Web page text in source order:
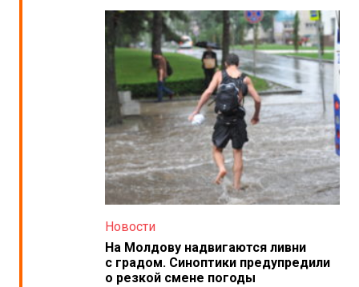
Новости
На Молдову надвигаются ливни
с градом. Синоптики предупредили
о резкой смене погоды